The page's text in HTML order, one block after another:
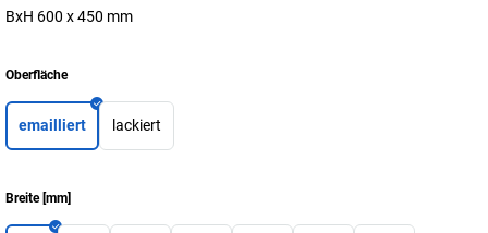
BxH 600 x 450 mm
Oberfläche
emailliert lackiert
Breite[mm]